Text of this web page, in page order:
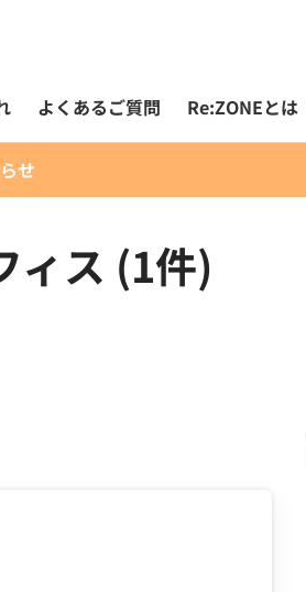
よくあるご質問 Re:ZONEとは
せ
ィス (1件)